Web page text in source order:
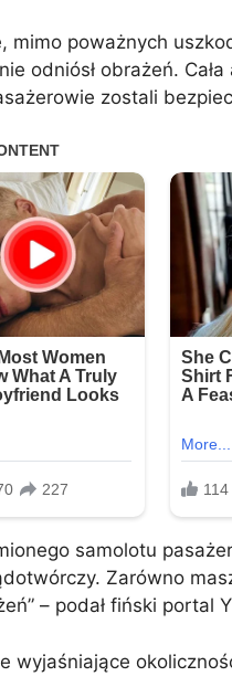
mimo poważnych
odniósł obrażeń.
zostali
samolotu
Zarówno
– podał fiński portal
wyjaśniające